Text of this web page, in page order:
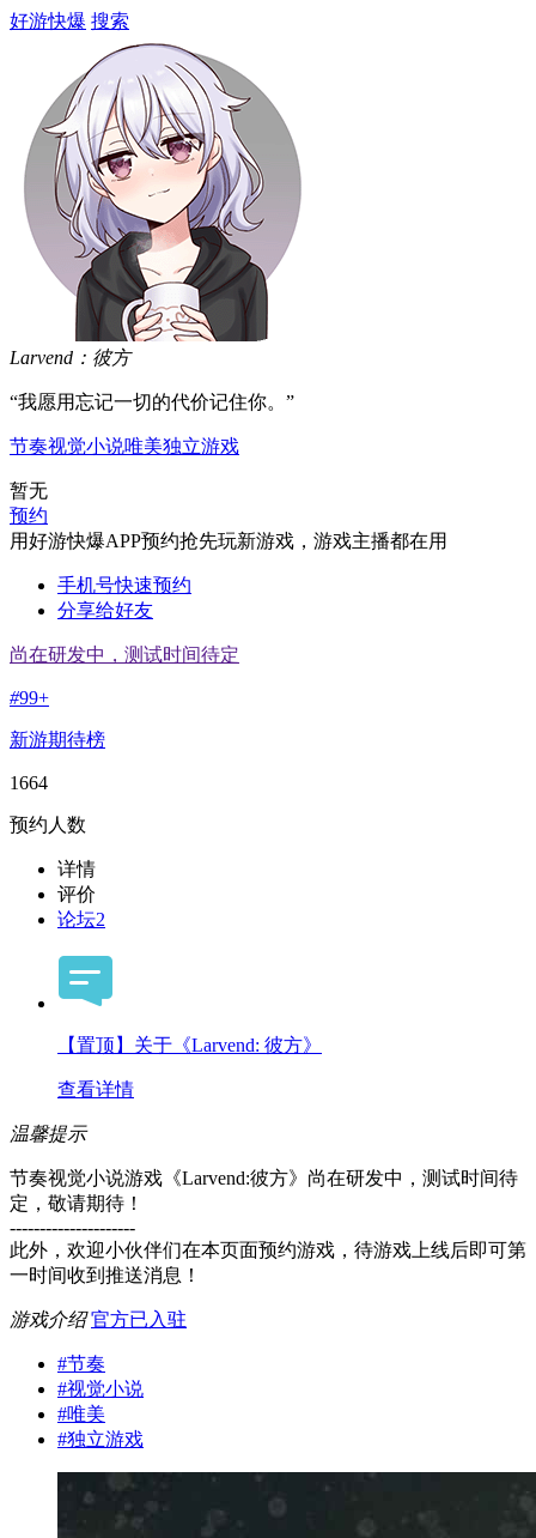
好游快爆 搜索
Larvend：彼方
“我愿用忘记一切的代价记住你。”
节奏视觉小说唯美独立游戏
暂无
预约
用好游快爆APP预约抢先玩新游戏，游戏主播都在用
手机号快速预约
分享给好友
尚在研发中，测试时间待定
#99+
新游期待榜
1664
预约人数
详情
评价
论坛2
【置顶】关于《Larvend: 彼方》
查看详情
温馨提示
节奏视觉小说游戏《Larvend:彼方》尚在研发中，测试时间待
定，敬请期待！
---------------------
此外，欢迎小伙伴们在本页面预约游戏，待游戏上线后即可第
一时间收到推送消息！
游戏介绍 官方已入驻
#节奏
#视觉小说
#唯美
#独立游戏